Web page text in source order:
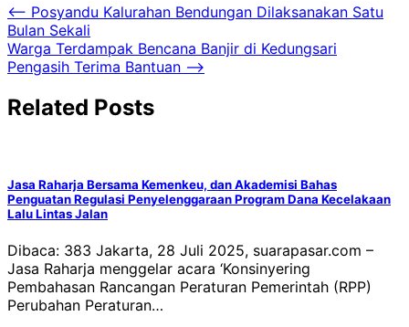
Navigasi
pos
⟵ Posyandu Kalurahan Bendungan Dilaksanakan Satu
Bulan Sekali
Warga Terdampak Bencana Banjir di Kedungsari
Pengasih Terima Bantuan ⟶
Related Posts
Jasa Raharja Bersama Kemenkeu, dan Akademisi Bahas
Penguatan Regulasi Penyelenggaraan Program Dana Kecelakaan
Lalu Lintas Jalan
Dibaca: 383 Jakarta, 28 Juli 2025, suarapasar.com –
Jasa Raharja menggelar acara ‘Konsinyering
Pembahasan Rancangan Peraturan Pemerintah (RPP)
Perubahan Peraturan…